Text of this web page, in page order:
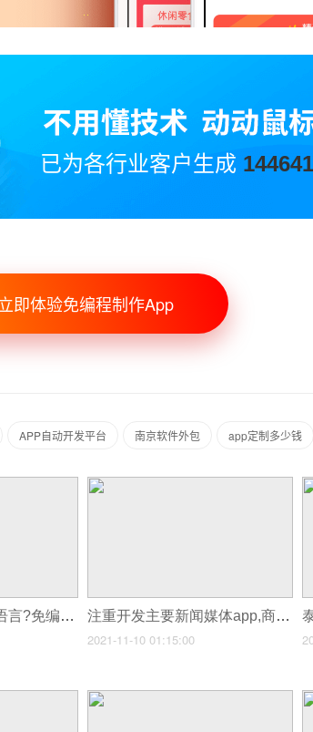
已为各行业客户生成
即体验免编程制作App
APP自动开发平台 南京软件外包 app定制多少钱
开发ios软件用什么语言?免编程的苹果app开发软件 注重开发主要新闻媒体app,商城app开发推广
2021-11-10 01:15:00